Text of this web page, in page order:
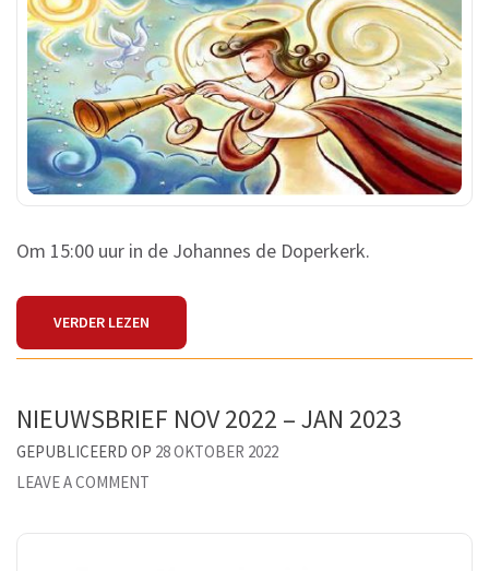
18
DECEMBER
2022
Om 15:00 uur in de Johannes de Doperkerk.
VERDER LEZEN
NIEUWSBRIEF NOV 2022 – JAN 2023
GEPUBLICEERD OP 28 OKTOBER 2022
LEAVE A COMMENT